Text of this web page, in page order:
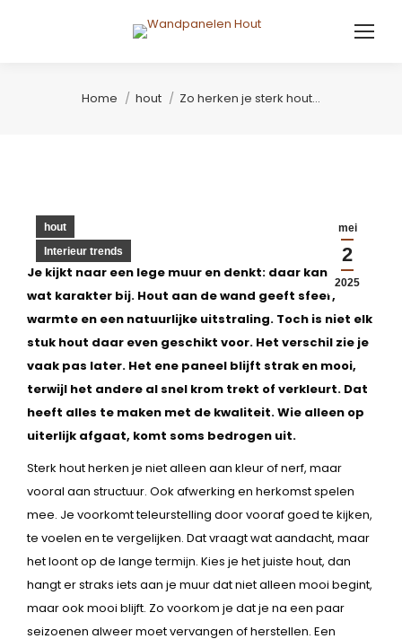
Je bent hier:
Home hout Zo herken je sterk hout…
mei
2
2025
hout
Interieur trends
Je kijkt naar een lege muur en denkt: daar kan wel
wat karakter bij. Hout aan de wand geeft sfeer,
warmte en een natuurlijke uitstraling. Toch is niet elk
stuk hout daar even geschikt voor. Het verschil zie je
vaak pas later. Het ene paneel blijft strak en mooi,
terwijl het andere al snel krom trekt of verkleurt. Dat
heeft alles te maken met de kwaliteit. Wie alleen op
uiterlijk afgaat, komt soms bedrogen uit.
Sterk hout herken je niet alleen aan kleur of nerf, maar
vooral aan structuur. Ook afwerking en herkomst spelen
mee. Je voorkomt teleurstelling door vooraf goed te kijken,
te voelen en te vergelijken. Dat vraagt wat aandacht, maar
het loont op de lange termijn. Kies je het juiste hout, dan
hangt er straks iets aan je muur dat niet alleen mooi begint,
maar ook mooi blijft. Zo voorkom je dat je na een paar
seizoenen alweer moet vervangen of herstellen. Een